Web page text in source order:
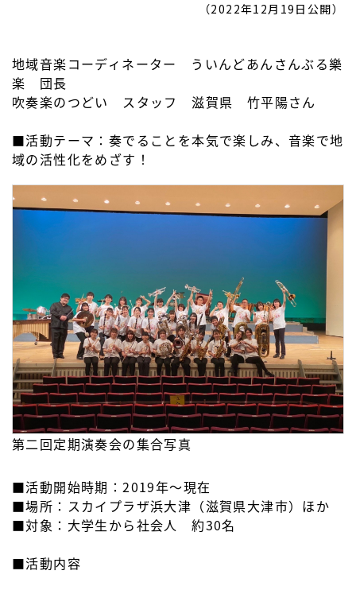
（2022年12月19日公開）
地域音楽コーディネーター ういんどあんさんぶる樂
楽 団長
吹奏楽のつどい スタッフ 滋賀県 竹平陽さん
■活動テーマ：奏でることを本気で楽しみ、音楽で地
域の活性化をめざす！
第二回定期演奏会の集合写真
■活動開始時期：2019年～現在
■場所：スカイプラザ浜大津（滋賀県大津市）ほか
■対象：大学生から社会人 約30名
■活動内容